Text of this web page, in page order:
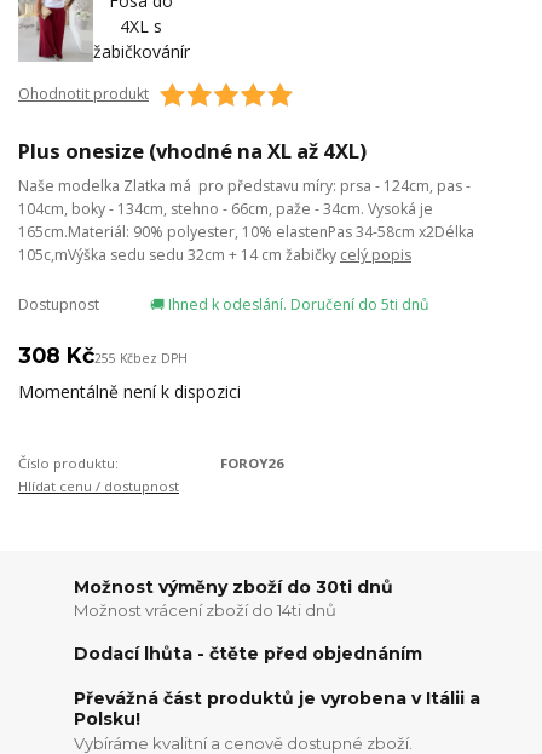
Ohodnotit produkt
Plus onesize (vhodné na XL až 4XL)
Naše modelka Zlatka má pro představu míry: prsa - 124cm, pas -
104cm, boky - 134cm, stehno - 66cm, paže - 34cm. Vysoká je
165cm.Materiál: 90% polyester, 10% elastenPas 34-58cm x2Délka
105c,mVýška sedu sedu 32cm + 14 cm žabičky celý popis
Dostupnost 🚚 Ihned k odeslání. Doručení do 5ti dnů
308 Kč255 Kčbez DPH
Momentálně není k dispozici
Číslo produktu:
FOROY26
Hlídat cenu / dostupnost
Možnost výměny zboží do 30ti dnů
Možnost vrácení zboží do 14ti dnů
Dodací lhůta - čtěte před objednáním
Převážná část produktů je vyrobena v Itálii a
Polsku!
Vybíráme kvalitní a cenově dostupné zboží.